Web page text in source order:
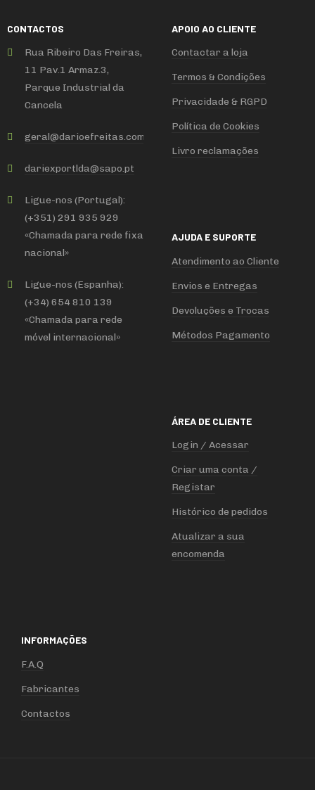
CONTACTOS
Rua Ribeiro Das Freiras,
11 Pav.1 Armaz.3,
Parque Industrial da
Cancela
geral@darioefreitas.com
dariexportlda@sapo.pt
Ligue-nos (Portugal):
(+351) 291 935 929
«Chamada para rede fixa
nacional»
Ligue-nos (Espanha):
(+34) 654 810 139
«Chamada para rede
móvel internacional»
APOIO AO CLIENTE
Contactar a loja
Termos & Condições
Privacidade & RGPD
Política de Cookies
Livro reclamações
AJUDA E SUPORTE
Atendimento ao Cliente
Envios e Entregas
Devoluções e Trocas
Métodos Pagamento
ÁREA DE CLIENTE
Login / Acessar
Criar uma conta /
Registar
Histórico de pedidos
Atualizar a sua
encomenda
INFORMAÇÕES
F.A.Q
Fabricantes
Contactos